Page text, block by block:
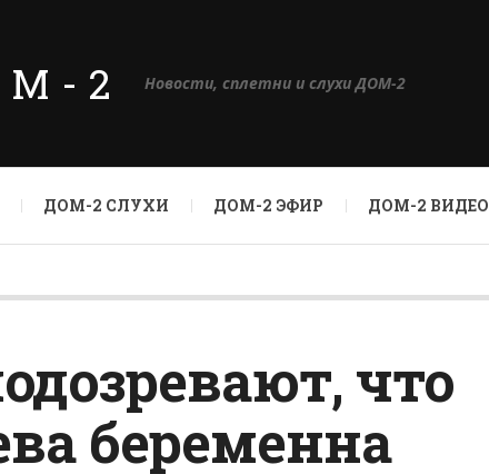
2 Новости, сплетни и слухи ДОМ-2
ДОМ-2 СЛУХИ ДОМ-2 ЭФИР ДОМ-2 ВИДЕО
что
беременна